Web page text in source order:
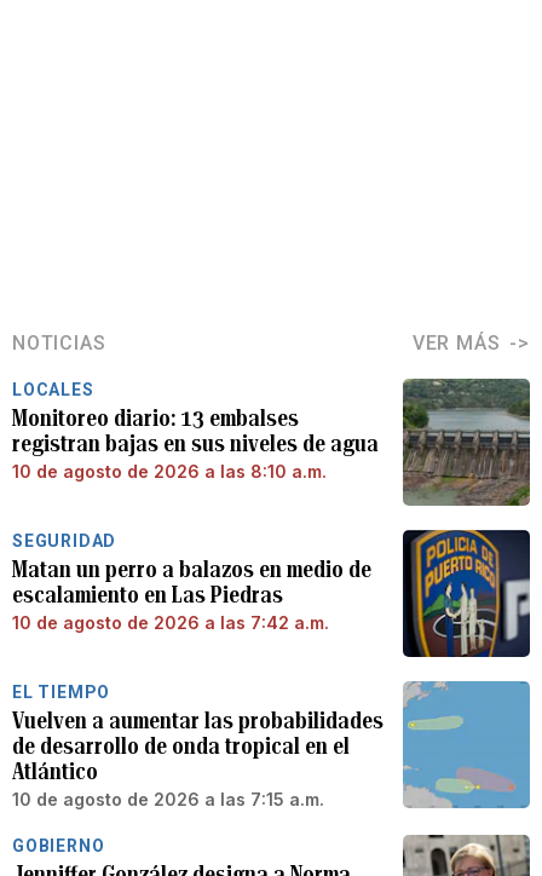
NOTICIAS VER MÁS
LOCALES
Monitoreo diario: 13 embalses
registran bajas en sus niveles de agua
10 de agosto de 2026 a las 8:10 a.m.
SEGURIDAD
Matan un perro a balazos en medio de
escalamiento en Las Piedras
10 de agosto de 2026 a las 7:42 a.m.
EL TIEMPO
Vuelven a aumentar las probabilidades
de desarrollo de onda tropical en el
Atlántico
10 de agosto de 2026 a las 7:15 a.m.
GOBIERNO